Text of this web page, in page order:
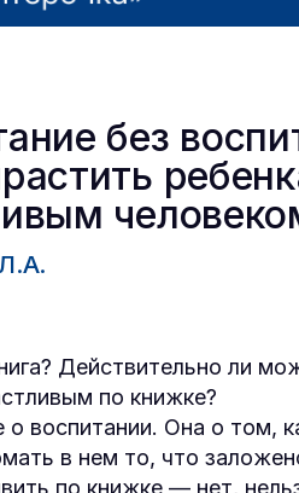
без
Действительно ли
по книжке?
о воспитании. Она о том,
в нем то, что
по книжке — нет,